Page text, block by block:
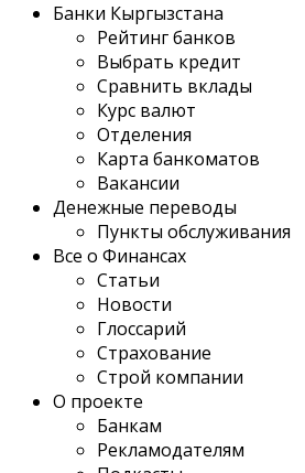
Банки Кыргызстана
Рейтинг банков
Выбрать кредит
Сравнить вклады
Курс валют
Отделения
Карта банкоматов
Вакансии
Денежные переводы
Пункты обслуживания
Все о Финансах
Статьи
Новости
Глоссарий
Страхование
Строй компании
О проекте
Банкам
Рекламодателям